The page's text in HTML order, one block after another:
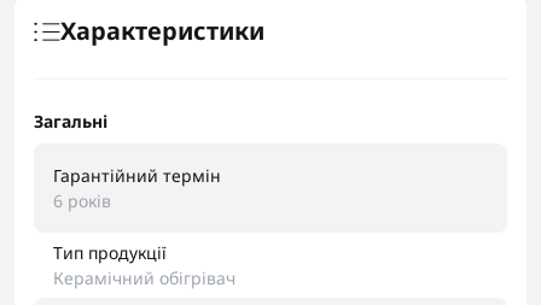
Характеристики
Загальні
Гарантійний термін
6 років
Тип продукції
Керамічний обігрівач